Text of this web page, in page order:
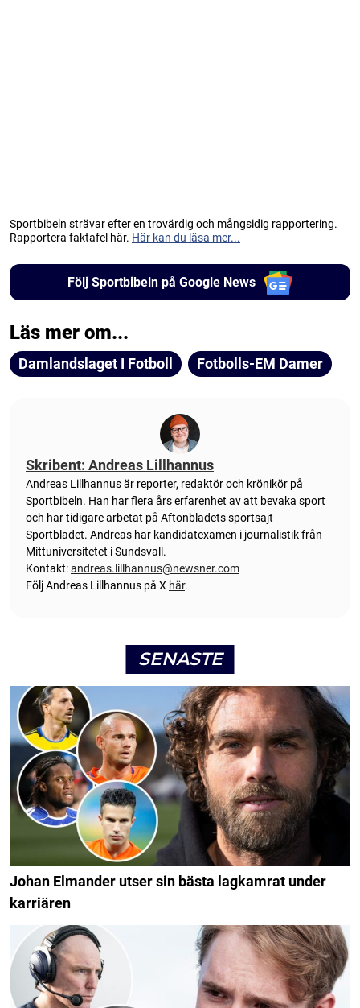
Sportbibeln strävar efter en trovärdig och mångsidig rapportering.
Rapportera faktafel här. Här kan du läsa mer...
Följ Sportbibeln på Google News
Läs mer om...
Damlandslaget I Fotboll Fotbolls-EM Damer
Skribent: Andreas Lillhannus
Andreas Lillhannus är reporter, redaktör och krönikör på
Sportbibeln. Han har flera års erfarenhet av att bevaka sport
och har tidigare arbetat på Aftonbladets sportsajt
Sportbladet. Andreas har kandidatexamen i journalistik från
Mittuniversitetet i Sundsvall.
Kontakt:andreas.lillhannus@newsner.com
Följ Andreas Lillhannus på X här.
SENASTE
Johan Elmander utser sin bästa lagkamrat under
karriären